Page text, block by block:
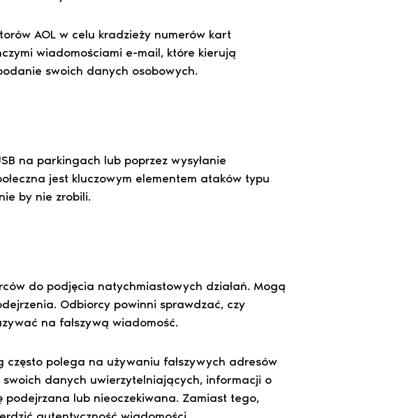
AOL w celu kradzieży numerów kart
wiadomościami e-mail, które kierują
swoich danych osobowych.
na parkingach lub poprzez wysyłanie
jest kluczowym elementem ataków typu
by nie zrobili.
do podjęcia natychmiastowych działań. Mogą
Odbiorcy powinni sprawdzać, czy
na fałszywą wiadomość.
polega na używaniu fałszywych adresów
danych uwierzytelniających, informacji o
lub nieoczekiwana. Zamiast tego,